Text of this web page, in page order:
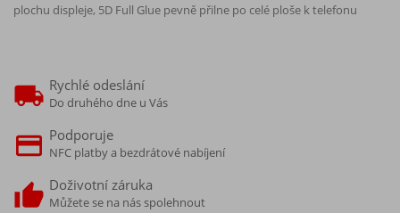
plochu displeje, 5D Full Glue pevně přilne po celé ploše k telefonu
Rychlé odeslání
Do druhého dne u Vás
Podporuje
NFC platby a bezdrátové nabíjení
Doživotní záruka
Můžete se na nás spolehnout